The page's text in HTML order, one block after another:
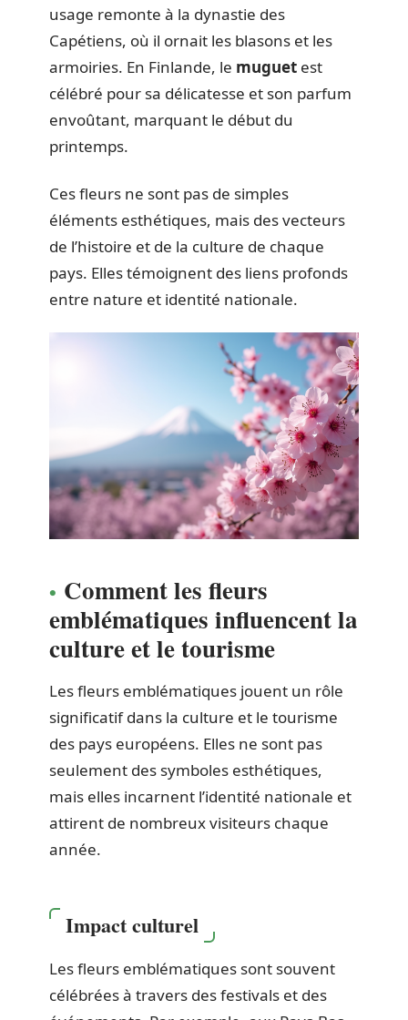
usage remonte à la dynastie des
Capétiens, où il ornait les blasons et les
armoiries. En Finlande, le muguet est
célébré pour sa délicatesse et son parfum
envoûtant, marquant le début du
printemps.
Ces fleurs ne sont pas de simples
éléments esthétiques, mais des vecteurs
de l’histoire et de la culture de chaque
pays. Elles témoignent des liens profonds
entre nature et identité nationale.
Comment les fleurs
emblématiques influencent la
culture et le tourisme
Les fleurs emblématiques jouent un rôle
significatif dans la culture et le tourisme
des pays européens. Elles ne sont pas
seulement des symboles esthétiques,
mais elles incarnent l’identité nationale et
attirent de nombreux visiteurs chaque
année.
Impact culturel
Les fleurs emblématiques sont souvent
célébrées à travers des festivals et des